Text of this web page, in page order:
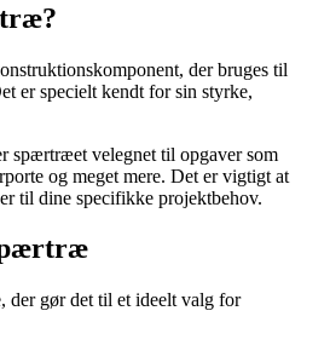
der bruges til
er specielt kendt for sin styrke,
spærtræet velegnet til opgaver som
og meget mere. Det er vigtigt at
til dine specifikke projektbehov.
gør det til et ideelt valg for